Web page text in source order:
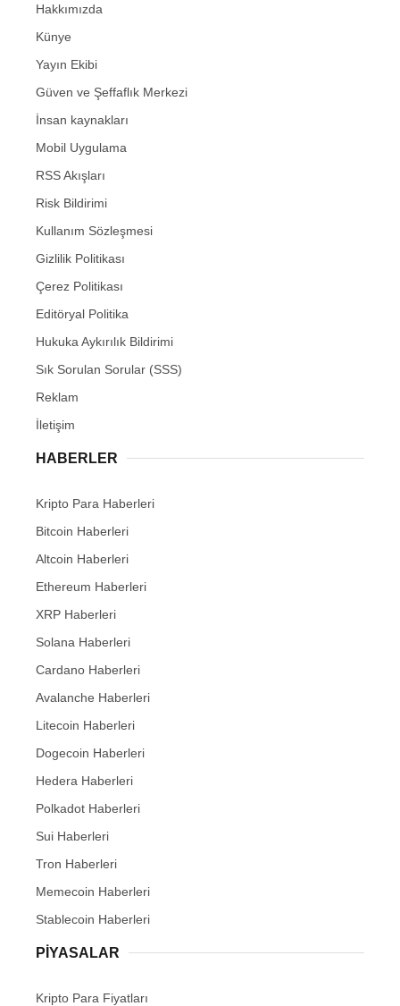
Hakkımızda
Künye
Yayın Ekibi
Güven ve Şeffaflık Merkezi
İnsan kaynakları
Mobil Uygulama
RSS Akışları
Risk Bildirimi
Kullanım Sözleşmesi
Gizlilik Politikası
Çerez Politikası
Editöryal Politika
Hukuka Aykırılık Bildirimi
Sık Sorulan Sorular (SSS)
Reklam
İletişim
HABERLER
Kripto Para Haberleri
Bitcoin Haberleri
Altcoin Haberleri
Ethereum Haberleri
XRP Haberleri
Solana Haberleri
Cardano Haberleri
Avalanche Haberleri
Litecoin Haberleri
Dogecoin Haberleri
Hedera Haberleri
Polkadot Haberleri
Sui Haberleri
Tron Haberleri
Memecoin Haberleri
Stablecoin Haberleri
PIYASALAR
Kripto Para Fiyatları